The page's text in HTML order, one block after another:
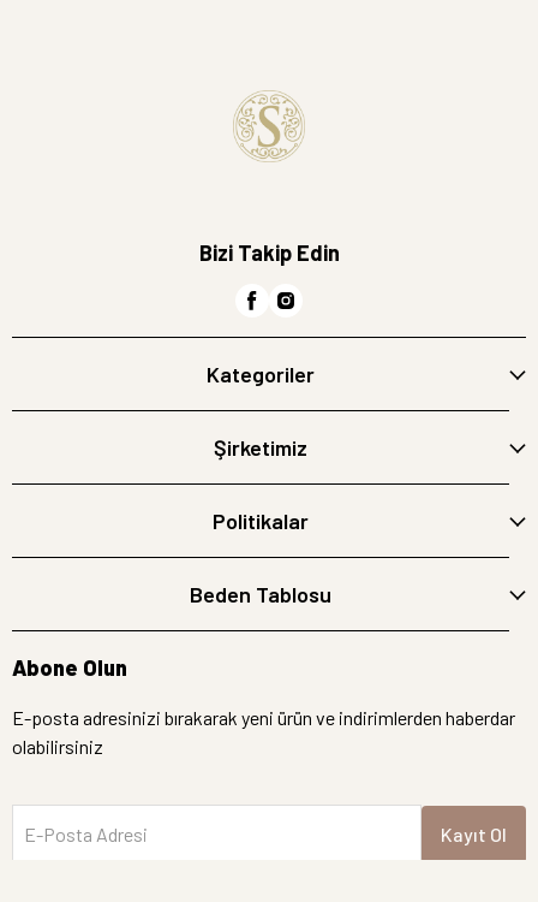
Bizi Takip Edin
Kategoriler
Şirketimiz
Politikalar
Beden Tablosu
Abone Olun
E-posta adresinizi bırakarak yeni ürün ve indirimlerden haberdar
olabilirsiniz
E-Posta Adresi Kayıt Ol